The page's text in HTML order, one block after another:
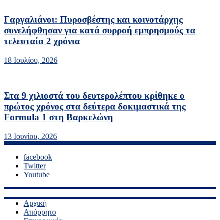
Γαργαλιάνοι: Πυροσβέστης και κοινοτάρχης
συνελήφθησαν για κατά συρροή εμπρησμούς τα
τελευταία 2 χρόνια
18 Ιουλίου, 2026
Στα 9 χιλιοστά του δευτερολέπτου κρίθηκε ο
πρώτος χρόνος στα δεύτερα δοκιμαστικά της
Formula 1 στη Βαρκελώνη
13 Ιουνίου, 2026
facebook
Twitter
Youtube
Αρχική
Απόρρητο